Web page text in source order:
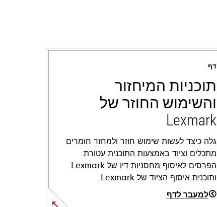
דף
תוכניות המיחזור
והשימוש החוזר של
Lexmark
גלה כיצד לעשות שימוש חוזר ולמחזר חומרים
מתכלים וציוד באמצעות התוכנית עטורת
הפרסים לאיסוף מחסניות דיו של Lexmark
ותוכנית איסוף הציוד של Lexmark.
למעבר לדף